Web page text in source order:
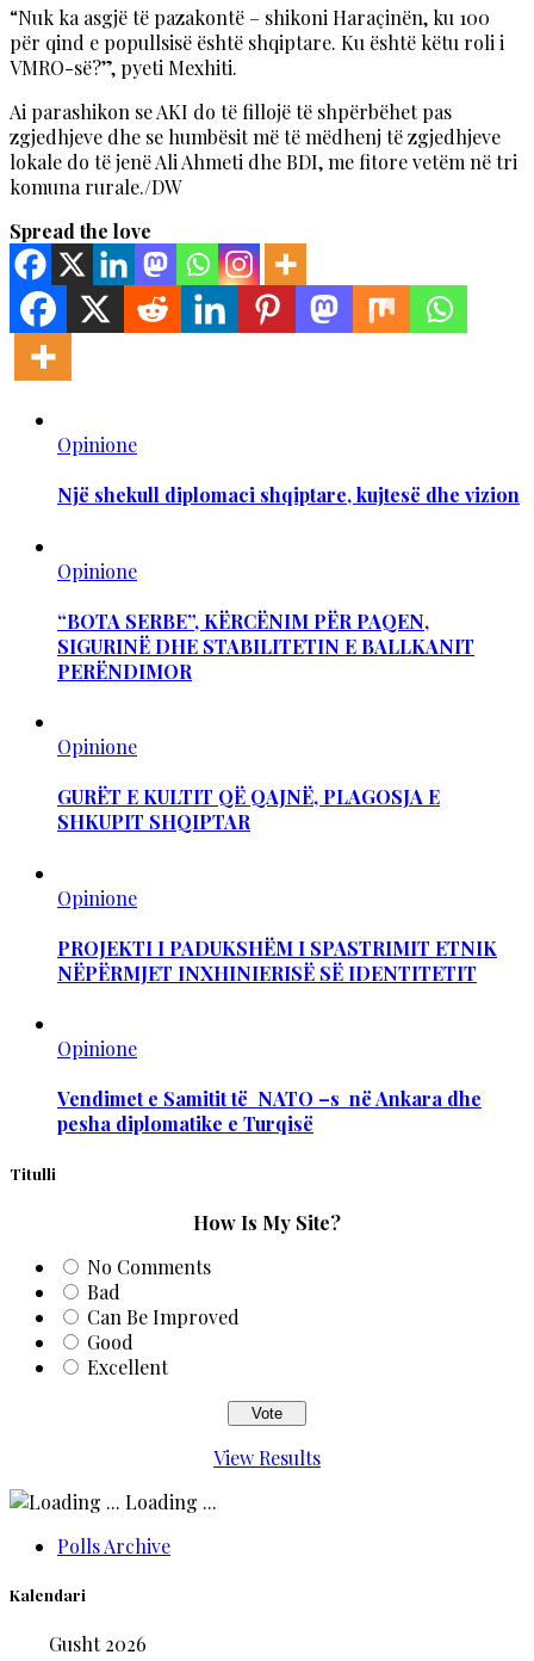
“Nuk ka asgjë të pazakontë – shikoni Haraçinën, ku 100
për qind e popullsisë është shqiptare. Ku është këtu roli i
VMRO-së?”, pyeti Mexhiti.
Ai parashikon se AKI do të fillojë të shpërbëhet pas
zgjedhjeve dhe se humbësit më të mëdhenj të zgjedhjeve
lokale do të jenë Ali Ahmeti dhe BDI, me fitore vetëm në tri
komuna rurale./DW
Spread the love
Opinione
Një shekull diplomaci shqiptare, kujtesë dhe vizion
Opinione
“BOTA SERBE”, KËRCËNIM PËR PAQEN,
SIGURINË DHE STABILITETIN E BALLKANIT
PERËNDIMOR
Opinione
GURËT E KULTIT QË QAJNË, PLAGOSJA E
SHKUPIT SHQIPTAR
Opinione
PROJEKTI I PADUKSHËM I SPASTRIMIT ETNIK
NËPËRMJET INXHINIERISË SË IDENTITETIT
Opinione
Vendimet e Samitit të NATO –s në Ankara dhe
pesha diplomatike e Turqisë
Titulli
How Is My Site?
No Comments
Bad
Can Be Improved
Good
Excellent
View Results
Loading ...
Polls Archive
Kalendari
Gusht 2026